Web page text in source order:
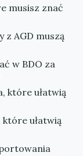
musisz znać
z AGD muszą
w BDO za
które ułatwią
które ułatwią